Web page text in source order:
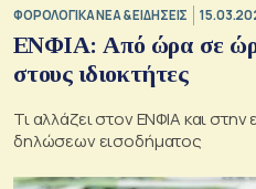
ΦΟΡΟΛΟΓΙΚΑ ΝΕΑ & EΙΔΗΣΕΙΣ
ΕΝΦΙΑ: Από ώρα σε
στους ιδιοκτήτες
Τι αλλάζει στον ΕΝΦΙΑ και
δηλώσεων εισοδήματος